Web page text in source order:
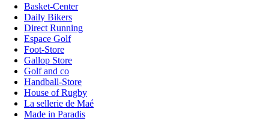
Basket-Center
Daily Bikers
Direct Running
Espace Golf
Foot-Store
Gallop Store
Golf and co
Handball-Store
House of Rugby
La sellerie de Maé
Made in Paradis